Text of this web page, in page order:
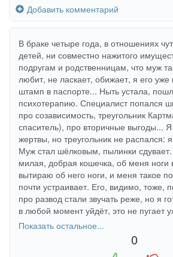
Добавить комментарий
В браке четыре года, в отношениях
детей, ни совместно нажитого
подругам и родственницам, что муж
любит, не ласкает, обижает, я его
штамп в паспорте... Ныть устала,
психотерапию. Специалист попался
про созависимость, треугольник
спаситель), про вторичные выгоды...
жертвы, но треугольник не распался:
Муж стал шёлковым, пылинки
милая, добрая кошечка, об меня ноги
вытираю об него ноги, и меня такое
почти устраивает. Его, видимо, тоже,
про развод стали звучать реже, но я
в любой момент уйдёт, это не пугает
психотерапия — это очень важно и
пока меньше года, буду продолжать.
созависимые отношения — это плохо,
Показать остальное...
0